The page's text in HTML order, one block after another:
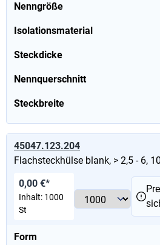
Nenngröße
Isolationsmaterial
Steckdicke
Nennquerschnitt
Steckbreite
45047.123.204
Flachsteckhülse blank, > 2,5 - 6,
Form
0,00 €*
Inhalt: 1000
St